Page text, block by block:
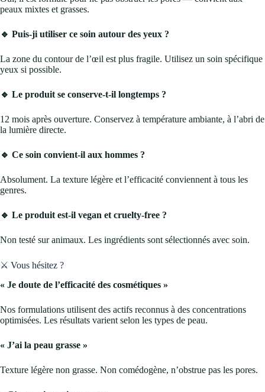
peaux mixtes et grasses.
🔹 Puis-ji utiliser ce soin autour des yeux ?
La zone du contour de l’œil est plus fragile. Utilisez un soin spécifique
yeux si possible.
🔹 Le produit se conserve-t-il longtemps ?
12 mois après ouverture. Conservez à température ambiante, à l’abri de
la lumière directe.
🔹 Ce soin convient-il aux hommes ?
Absolument. La texture légère et l’efficacité conviennent à tous les
genres.
🔹 Le produit est-il vegan et cruelty-free ?
Non testé sur animaux. Les ingrédients sont sélectionnés avec soin.
⚔️ Vous hésitez ?
« Je doute de l’efficacité des cosmétiques »
Nos formulations utilisent des actifs reconnus à des concentrations
optimisées. Les résultats varient selon les types de peau.
« J’ai la peau grasse »
Texture légère non grasse. Non comédogène, n’obstrue pas les pores.